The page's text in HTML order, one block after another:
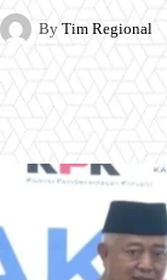
By Tim Regional